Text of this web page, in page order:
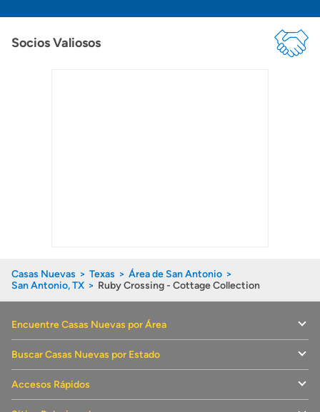
Socios Valiosos
Casas Nuevas Texas
Área de San Antonio
San Antonio, TX
Ruby Crossing - Cottage Collection
Encuentre Casas Nuevas por Área
Buscar Casas Nuevas por Estado
Accesos Rápidos